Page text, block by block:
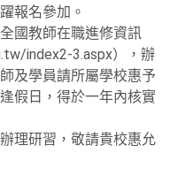
報名參加。
國教師在職進修資訊
index2-3.aspx），辦
及學員請所屬學校惠予
假日，得於一年內核實
理研習，敬請貴校惠允